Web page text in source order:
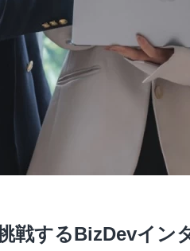
戦するBizDevイン